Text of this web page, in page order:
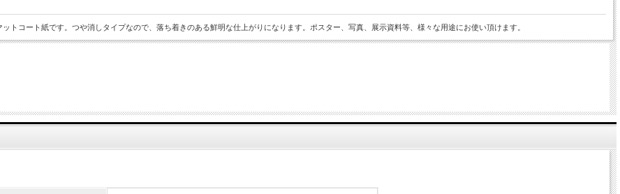
トコート紙です。つや消しタイプなので、落ち着きのある鮮明な仕上がりになります。ポスター、写真、展示資料等、様々な用途にお使い頂けます。